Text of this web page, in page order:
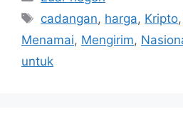
Tag
cadangan, harga, Kripto,
Menamai, Mengirim,
untuk